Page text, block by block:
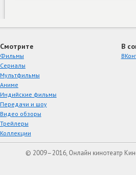
Смотрите
Фильмы
Сериалы
Мультфильмы
Аниме
Индийские фильмы
Передачи и шоу
Видео обзоры
Трейлеры
Коллекции
В
© 2009–2016, Онлайн кинотеатр